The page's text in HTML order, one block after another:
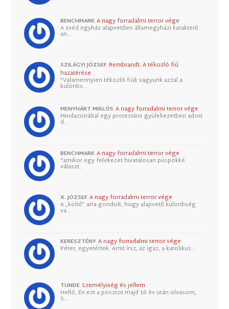
BENCHMARK A nagy forradalmi terror vége
A svéd egyház alapvetően államegyházi karakterű
an…
SZILÁGYI JÓZSEF Rembrandt: A tékozló fiú
hazatérése
"Valamennyien tékozló fiúk vagyunk azzal a
különbs…
MENYHÁRT MIKLÓS A nagy forradalmi terror vége
Mindazonáltal egy protestáns gyülekezetben adott
d…
BENCHMARK A nagy forradalmi terror vége
"amikor egy felekezet hivatalosan püspökké
választ…
X. JÓZSEF A nagy forradalmi terror vége
A „költő” arra gondolt, hogy alapvető különbség
va…
KERESZTÉNY A nagy forradalmi terror vége
Péter, egyetértek. Amit írsz, az igaz, a katolikus…
TUNDE Személyiség és jellem
Helló, Én ezt a posztot majd 10 év után olvasom,
S…